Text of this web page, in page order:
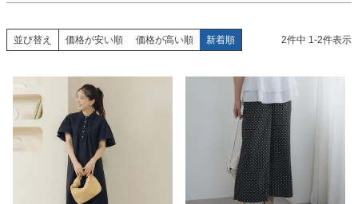
並び替え 価格が安い順 価格が高い順 新着順 2件中 1-2件表示